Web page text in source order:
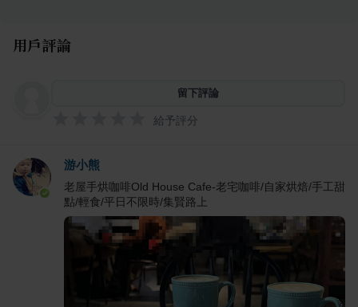
用戶評論
留下評論
給予評分
游小熊
老屋手烘咖啡Old House Cafe-老宅咖啡/自家烘焙/手工甜
點/輕食/平日不限時/集賢路上